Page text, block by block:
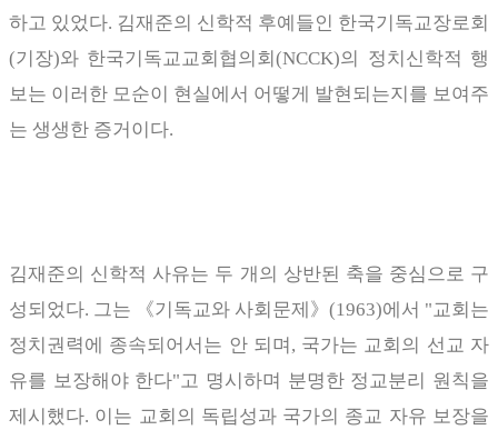
하고 있었다. 김재준의 신학적 후예들인 한국기독교장로회
(기장)와 한국기독교교회협의회(NCCK)의 정치신학적 행
보는 이러한 모순이 현실에서 어떻게 발현되는지를 보여주
는 생생한 증거이다.
김재준의 신학적 사유는 두 개의 상반된 축을 중심으로 구
성되었다. 그는 《기독교와 사회문제 》 (1963)에서 "교회는
정치권력에 종속되어서는 안 되며 , 국가는 교회의 선교 자
유를 보장해야 한다"고 명시하며 분명한 정교분리 원칙을
제시했다. 이는 교회의 독립성과 국가의 종교 자유 보장을